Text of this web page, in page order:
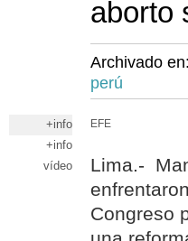
aborto
Archivado en:
perú
+info
+info
vídeo
EFE
Lima.-
Congreso